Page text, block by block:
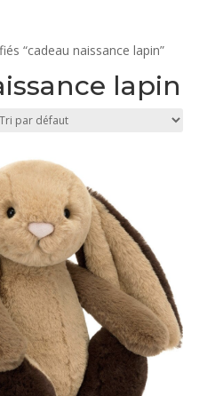
“cadeau naissance lapin”
lapin